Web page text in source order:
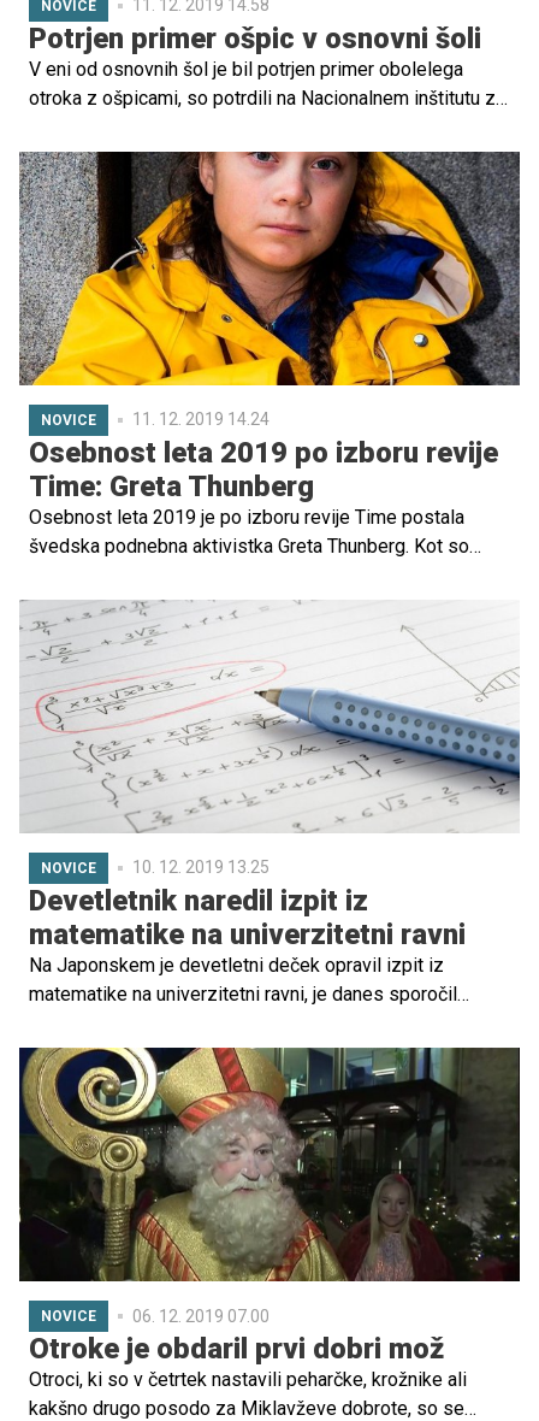
NOVICE 11. 12. 2019 14.58
Potrjen primer ošpic v osnovni šoli
V eni od osnovnih šol je bil potrjen primer obolelega
otroka z ošpicami, so potrdili na Nacionalnem inštitutu za
preventivnih ukrepih in da obstaja nevarnost okužbe
necepljenih otrok. Vsi, ki so bili z otrokom v stiku in jih je
epidemiološka služba NIJZ lahko identificirala, so bili o
tem obveščeni.
NOVICE 11. 12. 2019 14.24
Osebnost leta 2019 po izboru revije
Time: Greta Thunberg
Osebnost leta 2019 je po izboru revije Time postala
švedska podnebna aktivistka Greta Thunberg. Kot so
svet preprosto resnico, da ne moremo več živeti, kot da
jutri nikoli ne pride.
NOVICE 10. 12. 2019 13.25
Devetletnik naredil izpit iz
matematike na univerzitetni ravni
Na Japonskem je devetletni deček opravil izpit iz
matematike na univerzitetni ravni, je danes sporočil
japonska tiskovna agencija Kyodo, se je deček na izpit
pripravljal dve leti, svoje znanje matematike pa namerava
uporabiti za izboljšanje družbe.
NOVICE 06. 12. 2019 07.00
Otroke je obdaril prvi dobri mož
Otroci, ki so v četrtek nastavili peharčke, krožnike ali
kakšno drugo posodo za Miklavževe dobrote, so se